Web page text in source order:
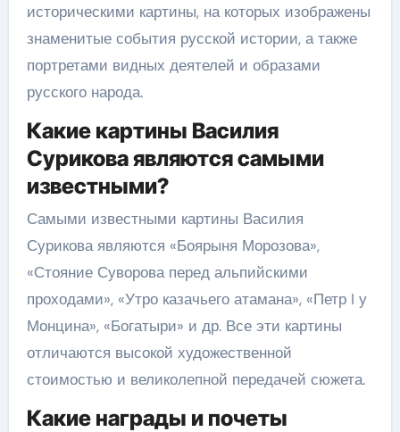
историческими картины, на которых изображены
знаменитые события русской истории, а также
портретами видных деятелей и образами
русского народа.
Какие картины Василия
Сурикова являются самыми
известными?
Самыми известными картины Василия
Сурикова являются «Боярыня Морозова»,
«Стояние Суворова перед альпийскими
проходами», «Утро казачьего атамана», «Петр I у
Монцина», «Богатыри» и др. Все эти картины
отличаются высокой художественной
стоимостью и великолепной передачей сюжета.
Какие награды и почеты